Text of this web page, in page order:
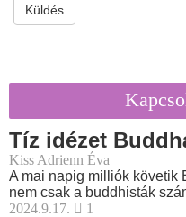
Küldés
Tíz idézet
Kiss Adrienn Éva
A mai napig milliók követik
nem csak a buddhisták
2024.9.17.
1